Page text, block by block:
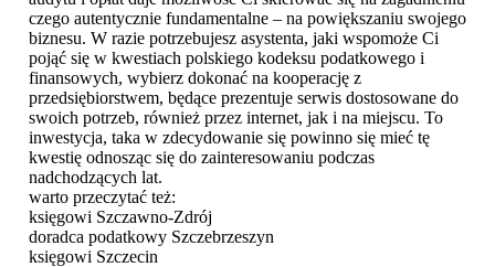
czego autentycznie fundamentalne – na powiększaniu swojego
biznesu. W razie potrzebujesz asystenta, jaki wspomoże Ci
pojąć się w kwestiach polskiego kodeksu podatkowego i
finansowych, wybierz dokonać na kooperację z
przedsiębiorstwem, będące prezentuje serwis dostosowane do
swoich potrzeb, również przez internet, jak i na miejscu. To
inwestycja, taka w zdecydowanie się powinno się mieć tę
kwestię odnosząc się do zainteresowaniu podczas
nadchodzących lat.
warto przeczytać też:
księgowi Szczawno-Zdrój
doradca podatkowy Szczebrzeszyn
księgowi Szczecin